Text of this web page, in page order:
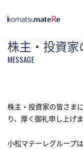
株主・投資
株主・投資家の皆さま
り、厚く御礼申し上げま
小松マテーレグループ